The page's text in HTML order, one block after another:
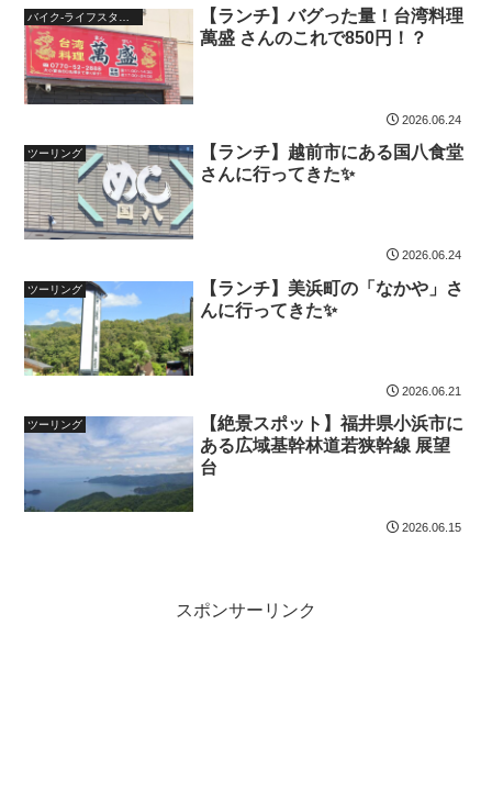
バイク-ライフスタイル
【ランチ】バグった量！台湾料理
萬盛 さんのこれで850円！？
2026.06.24
ツーリング
【ランチ】越前市にある国八食堂
さんに行ってきた✨️
2026.06.24
ツーリング
【ランチ】美浜町の「なかや」さ
んに行ってきた✨️
2026.06.21
ツーリング
【絶景スポット】福井県小浜市に
ある広域基幹林道若狭幹線 展望
台
2026.06.15
スポンサーリンク